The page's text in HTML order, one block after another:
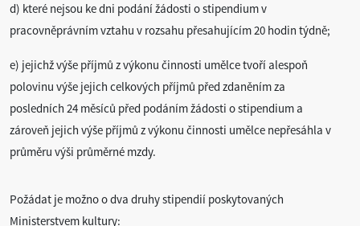
d) které nejsou ke dni podání žádosti o stipendium v
pracovněprávním vztahu v rozsahu přesahujícím 20 hodin týdně;
e) jejichž výše příjmů z výkonu činnosti umělce tvoří alespoň
polovinu výše jejich celkových příjmů před zdaněním za
posledních 24 měsíců před podáním žádosti o stipendium a
zároveň jejich výše příjmů z výkonu činnosti umělce nepřesáhla v
průměru výši průměrné mzdy.
Požádat je možno o dva druhy stipendií poskytovaných
Ministerstvem kultury: